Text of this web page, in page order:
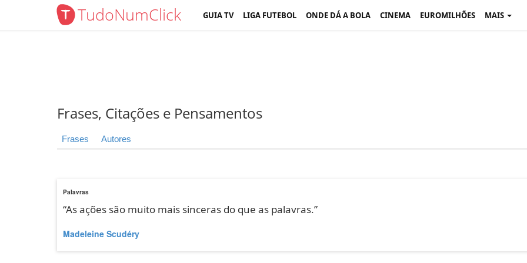
TudoNumClick GUIA TV LIGA FUTEBOL ONDE DÁ A BOLA CINEMA EUROMILHÕES MAIS
Frases, Citações e Pensamentos
Frases Autores
Palavras
“As ações são muito mais sinceras do que as palavras.”
Madeleine Scudéry